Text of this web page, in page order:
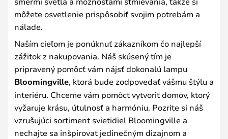
môžete osvetlenie prispôsobiť svojim potrebám a
nálade.
Naším cieľom je ponúknuť zákazníkom čo najlepší
zážitok z nakupovania. Náš skúsený tím je
pripravený pomôcť vám nájsť dokonalú lampu
Bloomingville, ktorá bude zodpovedať vášmu štýlu a
interiéru. Chceme vám pomôcť vytvoriť domov, ktorý
vyžaruje krásu, útulnosť a harmóniu. Pozrite si náš
vzrušujúci sortiment svietidiel Bloomingville a
nechajte sa inšpirovať jedinečným dizajnom a